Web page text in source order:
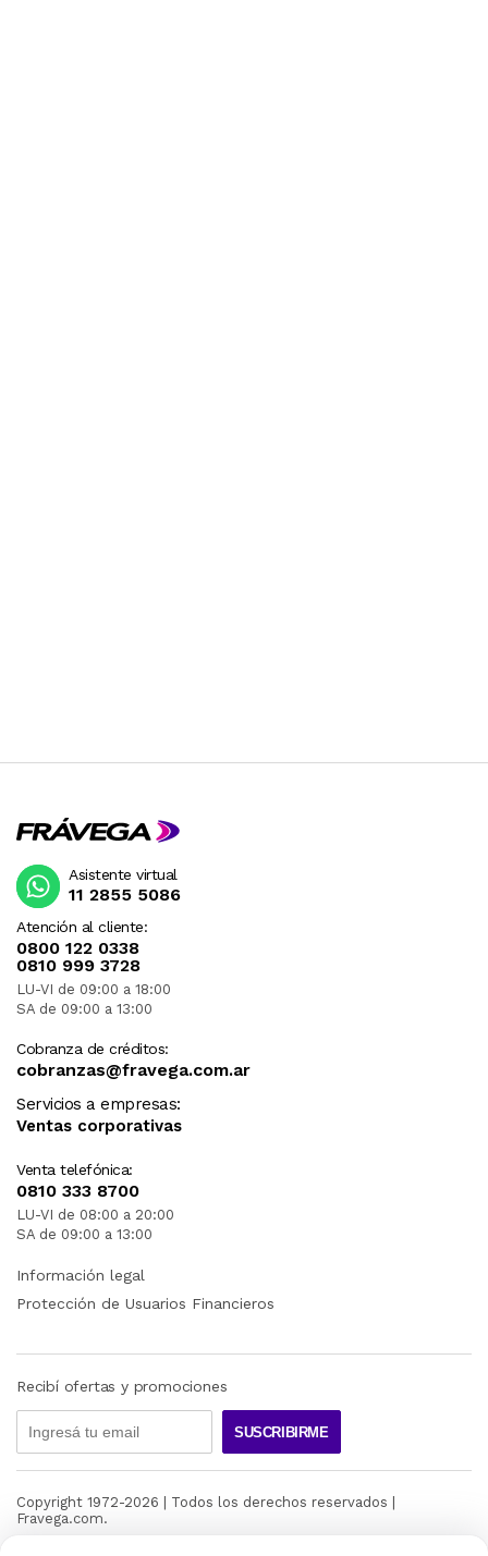
Atención al cliente:
0800 122 0338
0810 999 3728
LU-VI de 09:00 a 18:00
SA de 09:00 a 13:00
Cobranza de créditos:
cobranzas@fravega.com.ar
Servicios a empresas:
Ventas corporativas
Venta telefónica:
0810 333 8700
LU-VI de 08:00 a 20:00
SA de 09:00 a 13:00
Asistente virtual
11 2855 5086
Información legal
Protección de Usuarios Financieros
Recibí ofertas y promociones
SUSCRIBIRME
Copyright 1972-2026 | Todos los derechos reservados |
Fravega.com.